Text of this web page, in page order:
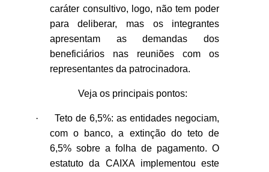
caráter consultivo, logo, não tem poder
para deliberar, mas os integrantes
apresentam as demandas dos
beneficiários nas reuniões com os
representantes da patrocinadora.
Veja os principais pontos:
·
Teto de 6,5%: as entidades negociam,
com o banco, a extinção do teto de
6,5% sobre a folha de pagamento. O
estatuto da CAIXA implementou este